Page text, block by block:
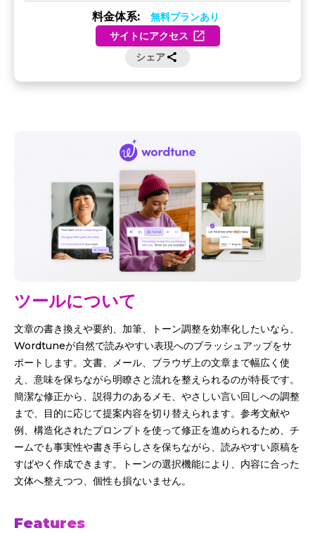
料金体系: 無料プランあり
サイトにアクセス
シェア
ツールについて
文章の書き換えや要約、加筆、トーン調整を効率化したいなら、
Wordtuneが自然で読みやすい表現へのブラッシュアップをサ
ポートします。文書、メール、ブラウザ上の文章まで幅広く使
え、意味を保ちながら明瞭さと流れを整えられるのが特長です。
簡潔な修正から、説得力のあるメモ、やさしい言い回しへの調整
まで、目的に応じて提案内容を切り替えられます。参考文献や
例、構造化されたプロンプトを使って修正を進められるため、チ
ームでも事実性や書き手らしさを保ちながら、読みやすい原稿を
すばやく作成できます。トーンの選択機能により、内容に合った
文体へ整えつつ、個性も損ないません。
Features